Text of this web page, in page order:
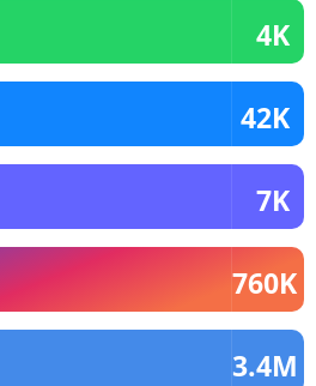
4K
42K
7K
760K
3.4M